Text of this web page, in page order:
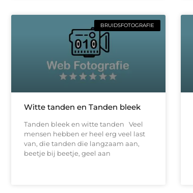
BRUIDSFOTOGRAFIE
Witte tanden en Tanden bleek
Tanden bleek en witte tanden Veel
mensen hebben er heel erg veel last
van, die tanden die langzaam aan,
beetje bij beetje, geel aan